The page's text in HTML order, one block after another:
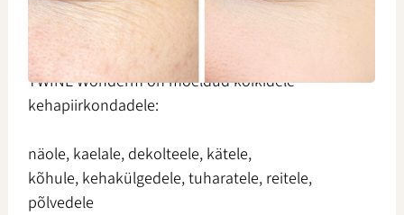
TWINE Wonderm on mõeldud kõikidele
kehapiirkondadele:
näole, kaelale, dekolteele, kätele,
kõhule, kehakülgedele,tuharatele, reitele,
põlvedele